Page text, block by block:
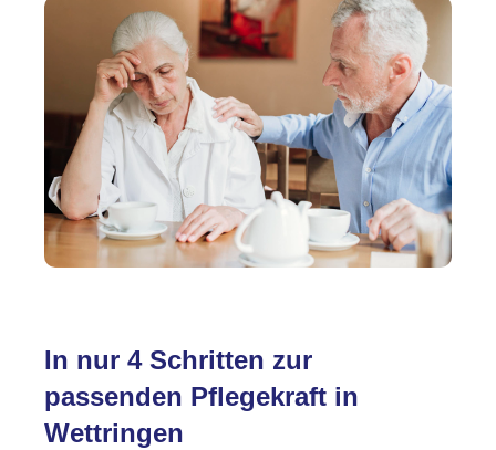
In nur 4 Schritten zur
passenden Pflegekraft in
Wettringen